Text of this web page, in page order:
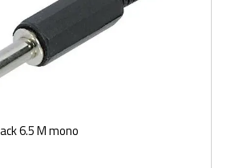
6.5 M mono